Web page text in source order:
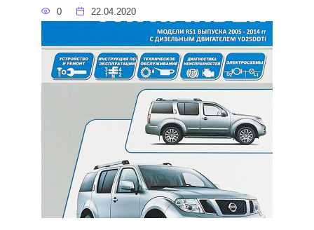
0 22.04.2020